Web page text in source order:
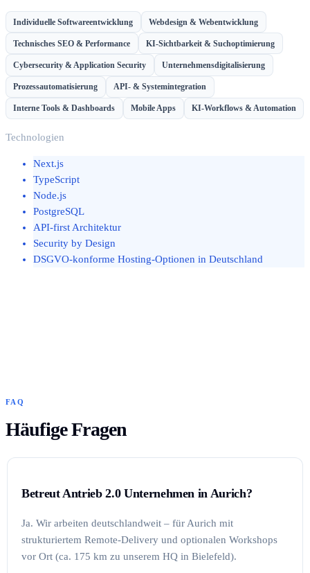
Individuelle Softwareentwicklung Webdesign & Webentwicklung
Technisches SEO & Performance KI-Sichtbarkeit & Suchoptimierung
Cybersecurity & Application Security Unternehmensdigitalisierung
Prozessautomatisierung API- & Systemintegration
Interne Tools & Dashboards Mobile Apps KI-Workflows & Automation
Technologien
Next.js
TypeScript
Node.js
PostgreSQL
API-first Architektur
Security by Design
DSGVO-konforme Hosting-Optionen in Deutschland
FAQ
Häufige Fragen
Betreut Antrieb 2.0 Unternehmen in Aurich?
Ja. Wir arbeiten deutschlandweit – für Aurich mit
strukturiertem Remote-Delivery und optionalen Workshops
vor Ort (ca. 175 km zu unserem HQ in Bielefeld).